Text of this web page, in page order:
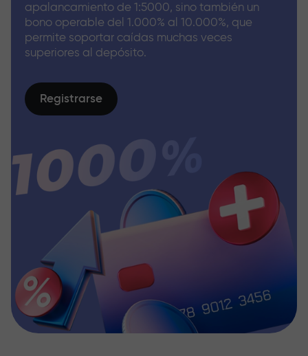
apalancamiento de 1:5000, sino también un
bono operable del 1.000% al 10.000%, que
permite soportar caídas muchas veces
superiores al depósito.
Registrarse